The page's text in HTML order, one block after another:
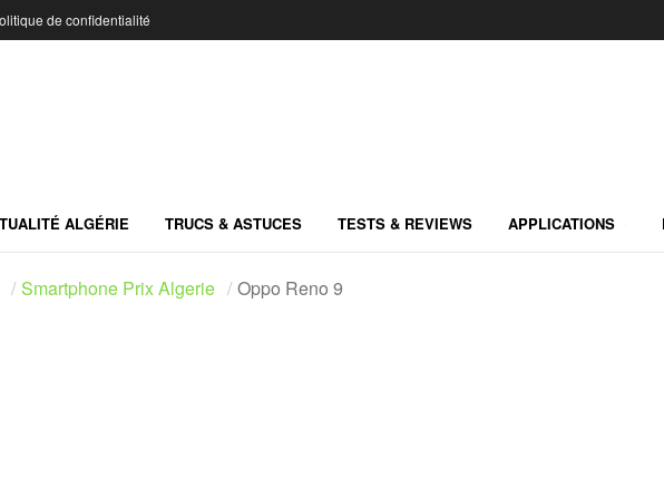
de confidentialité
ALGÉRIE TRUCS & ASTUCES TESTS & REVIEWS APPLICATIONS
Smartphone Prix Algerie Oppo Reno 9